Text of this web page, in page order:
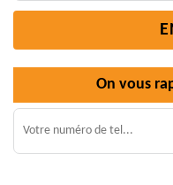
On vous